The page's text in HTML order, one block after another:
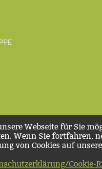
Webseite für Sie
Wenn Sie fortfahren,
von Cookies auf
Cookie-